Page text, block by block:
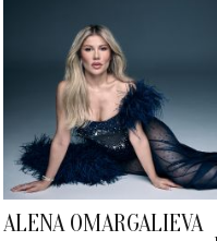
ALENA OMARGALIEVA